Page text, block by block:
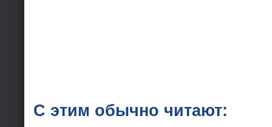
С этим обычно читают: